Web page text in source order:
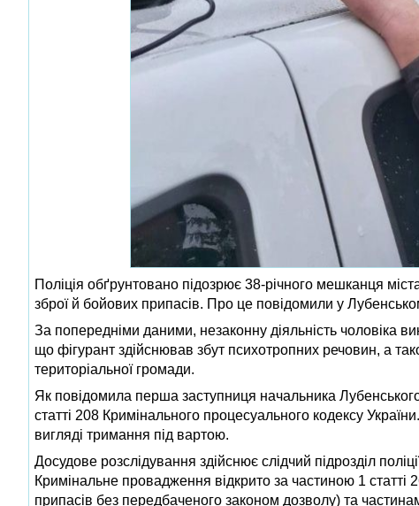
Поліція обґрунтовано підозрює 38-річного мешканця
зброї й бойових припасів. Про це повідомили у
За попередніми даними, незаконну діяльність чоловіка
що фігурант здійснював збут психотропних речовин, а
територіальної громади.
Як повідомила перша заступниця начальника
статті 208 Кримінального процесуального кодексу
вигляді тримання під вартою.
Досудове розслідування здійснює слідчий підрозділ
Кримінальне провадження відкрито за частиною 1 статті
припасів без передбаченого законом дозволу) та